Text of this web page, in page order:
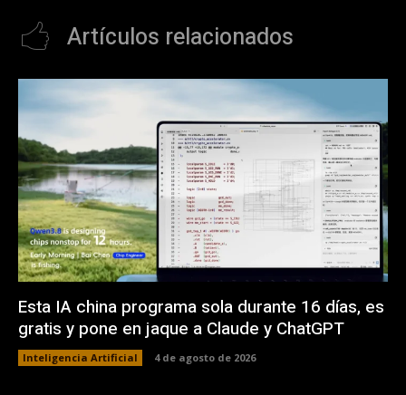
Artículos relacionados
Esta IA china programa sola durante 16 días, es
gratis y pone en jaque a Claude y ChatGPT
Inteligencia Artificial 4 de agosto de 2026